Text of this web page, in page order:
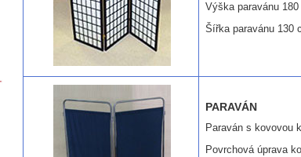
Výška paravánu 180
Šířka paravánu 130
PARAVÁN
Paraván s kovovou
Povrchová úprava